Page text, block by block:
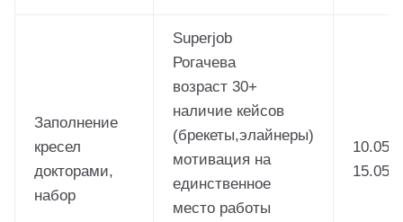
Заполнение
кресел
докторами,
набор
Superjob
Рогачева
возраст 30+
наличие кейсов
(брекеты,элайнеры)
мотивация на
единственное
место работы